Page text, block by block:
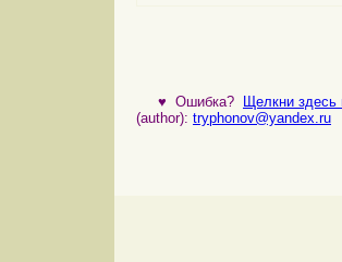
♥ Ошибка?
Щелкни здесь
(author): tryphonov@yandex.ru